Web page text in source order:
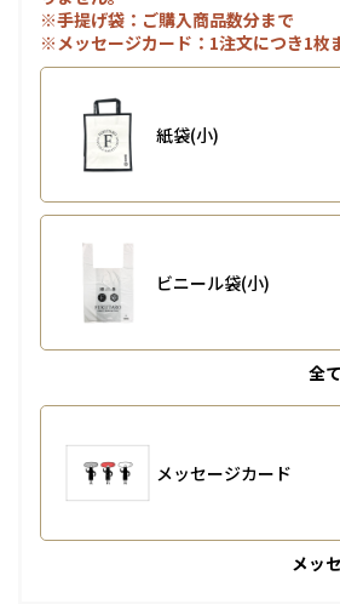
※手提げ袋：ご購入商品数分まで
※メッセージカード：1注文につき1枚
紙袋(小)
ビニール袋(小)
全
メッセージカード
メッ